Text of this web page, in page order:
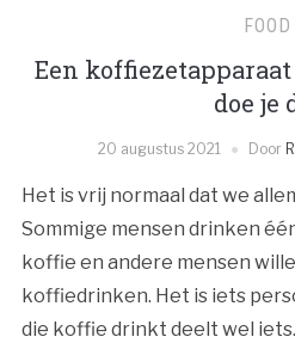
FOOD
Een
doe je
20 augustus 2021 Door
Het is vrij normaal dat we
Sommige mensen drinken
koffie en andere mensen
koffiedrinken. Het is iets
die koffie drinkt deelt wel